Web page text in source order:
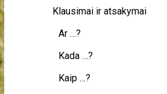
Klausimai ir atsakymai
Ar …?
Kada …?
Kaip …?